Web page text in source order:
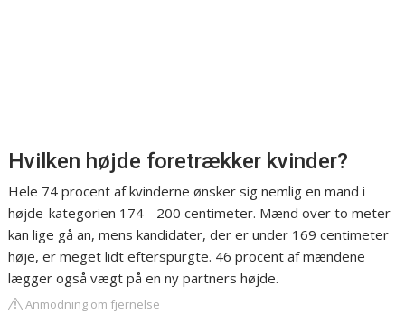
Hvilken højde foretrækker kvinder?
Hele 74 procent af kvinderne ønsker sig nemlig en mand i
højde-kategorien 174 - 200 centimeter. Mænd over to meter
kan lige gå an, mens kandidater, der er under 169 centimeter
høje, er meget lidt efterspurgte. 46 procent af mændene
lægger også vægt på en ny partners højde.
Anmodning om fjernelse